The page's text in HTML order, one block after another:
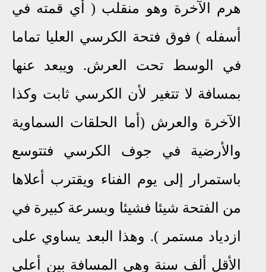
هرم الآخرة وهو منقلب ( أي قمته في
أسفله ) فوق فتحة الكرسي العليا تماما
في الوسط تحت العرش. ويبعد عنها
بمسافة لا تتغير لأن الكرسي ثابت وكذا
الآخرة والعرش (أما الحلقات السماوية
والأرضية في جوف الكرسي فتتوسع
باستمرار إلى يوم الفناء ويقترب أعلاها
من الفتحة شيئا فشيئا وبسرعة كبيرة في
ازدياد مستمر ). وهذا البعد يساوي على
الأقل ألف سنة وهي المسافة بين أعلى